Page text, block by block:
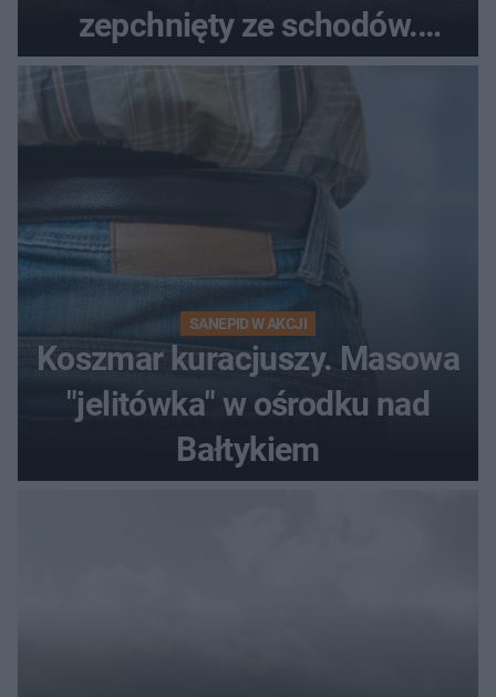
zepchnięty ze schodów.
Szokujące nagranie krąży po
sieci
SANEPID W AKCJI
Koszmar kuracjuszy. Masowa
"jelitówka" w ośrodku nad
Bałtykiem